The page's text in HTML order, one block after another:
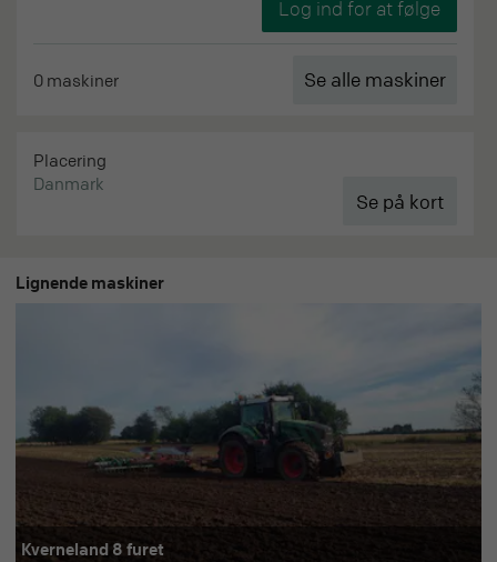
0 maskiner Se alle maskiner
Placering
Danmark
Lignende maskiner
Kverneland 8 furet